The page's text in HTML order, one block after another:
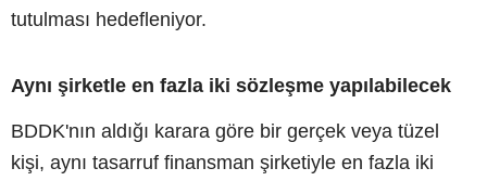
tutulması hedefleniyor.
Aynı şirketle en fazla iki sözleşme yapılabilecek
BDDK'nın aldığı karara göre bir gerçek veya tüzel
kişi, aynı tasarruf finansman şirketiyle en fazla iki